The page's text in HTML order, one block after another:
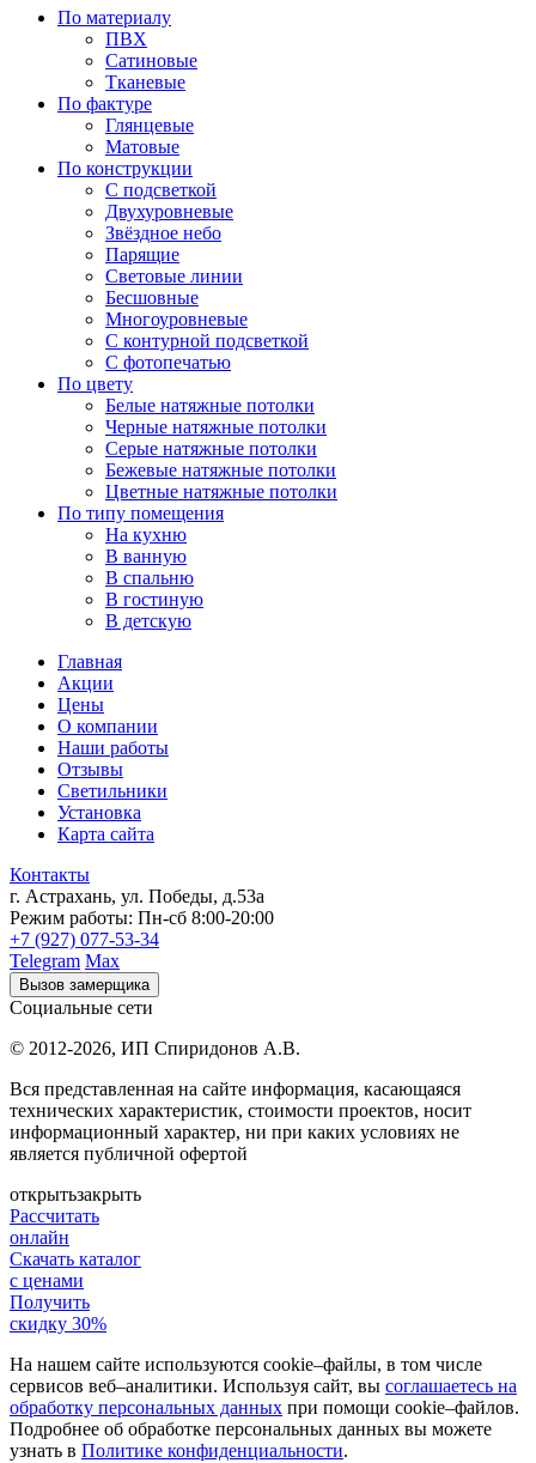
По материалу
ПВХ
Сатиновые
Тканевые
По фактуре
Глянцевые
Матовые
По конструкции
С подсветкой
Двухуровневые
Звёздное небо
Парящие
Световые линии
Бесшовные
Многоуровневые
С контурной подсветкой
С фотопечатью
По цвету
Белые натяжные потолки
Черные натяжные потолки
Серые натяжные потолки
Бежевые натяжные потолки
Цветные натяжные потолки
По типу помещения
На кухню
В ванную
В спальню
В гостиную
В детскую
Главная
Акции
Цены
О компании
Наши работы
Отзывы
Светильники
Установка
Карта сайта
Контакты
г. Астрахань, ул. Победы, д.53а
Режим работы: Пн-сб 8:00-20:00
+7 (927) 077-53-34
Telegram Max
Вызов замерщика
Социальные сети
© 2012-2026, ИП Спиридонов А.В.
Вся представленная на сайте информация, касающаяся
технических характеристик, стоимости проектов, носит
информационный характер, ни при каких условиях не
является публичной офертой
открытьзакрыть
Рассчитать
онлайн
Скачать каталог
с ценами
Получить
скидку 30%
На нашем сайте используются cookie–файлы, в том числе
сервисов веб–аналитики. Используя сайт, вы соглашаетесь на
обработку персональных данных при помощи cookie–файлов.
Подробнее об обработке персональных данных вы можете
узнать в Политике конфиденциальности.